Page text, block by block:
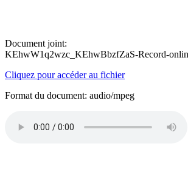
Document joint:
KEhwW1q2wzc_KEhwBbzfZaS-Record-
Cliquez pour accéder au fichier
Format du document: audio/mpeg